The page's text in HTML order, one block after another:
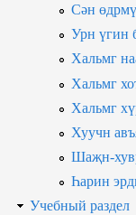
Сән
Урн үгин
Хальмг
Хальмг
Хальмг
Хуучн
Шаҗн-
Һарин
Учебный раздел